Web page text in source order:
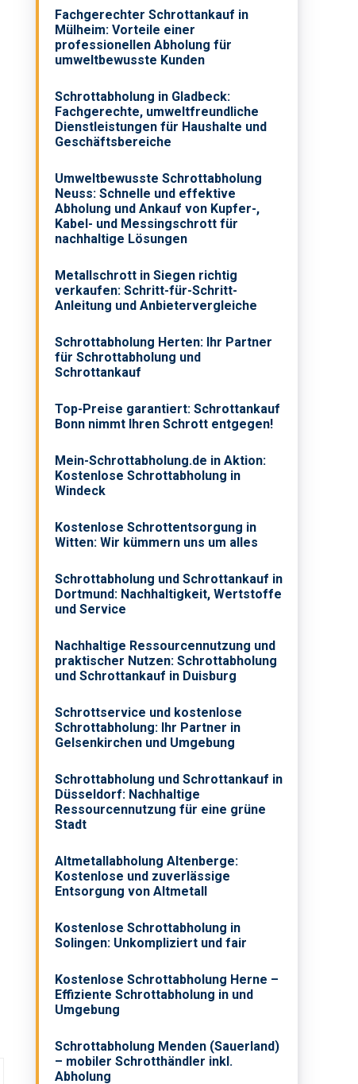
Fachgerechter Schrottankauf in
Mülheim: Vorteile einer
professionellen Abholung für
umweltbewusste Kunden
Schrottabholung in Gladbeck:
Fachgerechte, umweltfreundliche
Dienstleistungen für Haushalte und
Geschäftsbereiche
Umweltbewusste Schrottabholung
Neuss: Schnelle und effektive
Abholung und Ankauf von Kupfer-,
Kabel- und Messingschrott für
nachhaltige Lösungen
Metallschrott in Siegen richtig
verkaufen: Schritt-für-Schritt-
Anleitung und Anbietervergleiche
Schrottabholung Herten: Ihr Partner
für Schrottabholung und
Schrottankauf
Top-Preise garantiert: Schrottankauf
Bonn nimmt Ihren Schrott entgegen!
Mein-Schrottabholung.de in Aktion:
Kostenlose Schrottabholung in
Windeck
Kostenlose Schrottentsorgung in
Witten: Wir kümmern uns um alles
Schrottabholung und Schrottankauf in
Dortmund: Nachhaltigkeit, Wertstoffe
und Service
Nachhaltige Ressourcennutzung und
praktischer Nutzen: Schrottabholung
und Schrottankauf in Duisburg
Schrottservice und kostenlose
Schrottabholung: Ihr Partner in
Gelsenkirchen und Umgebung
Schrottabholung und Schrottankauf in
Düsseldorf: Nachhaltige
Ressourcennutzung für eine grüne
Stadt
Altmetallabholung Altenberge:
Kostenlose und zuverlässige
Entsorgung von Altmetall
Kostenlose Schrottabholung in
Solingen: Unkompliziert und fair
Kostenlose Schrottabholung Herne –
Effiziente Schrottabholung in und
Umgebung
Schrottabholung Menden (Sauerland)
– mobiler Schrotthändler inkl.
Abholung